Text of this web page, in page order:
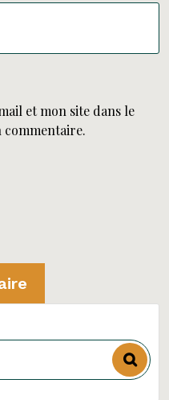
et mon site dans le